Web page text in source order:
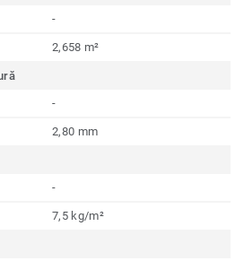
-
2,658 m²
-
2,80 mm
-
7,5 kg/m²